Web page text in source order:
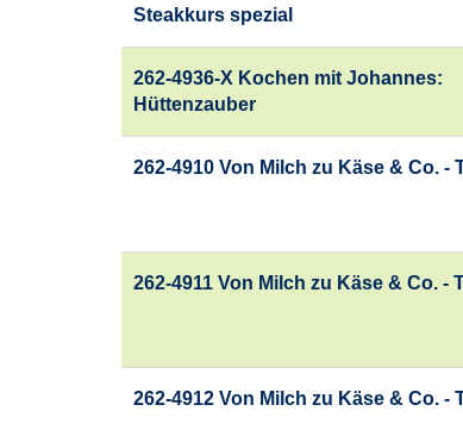
Steakkurs spezial
262-4936-X Kochen mit Johannes:
Hüttenzauber
262-4910 Von Milch zu Käse & Co. -
262-4911 Von Milch zu Käse & Co. -
262-4912 Von Milch zu Käse & Co. -